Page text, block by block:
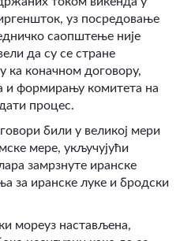
уз посредовање
саопштење није
да су се стране
ка коначном договору,
и формирању комитета на
процес.
били у великој мери
мере, укључујући
замрзнуте иранске
за иранске луке и бродски
мореуз настављена,